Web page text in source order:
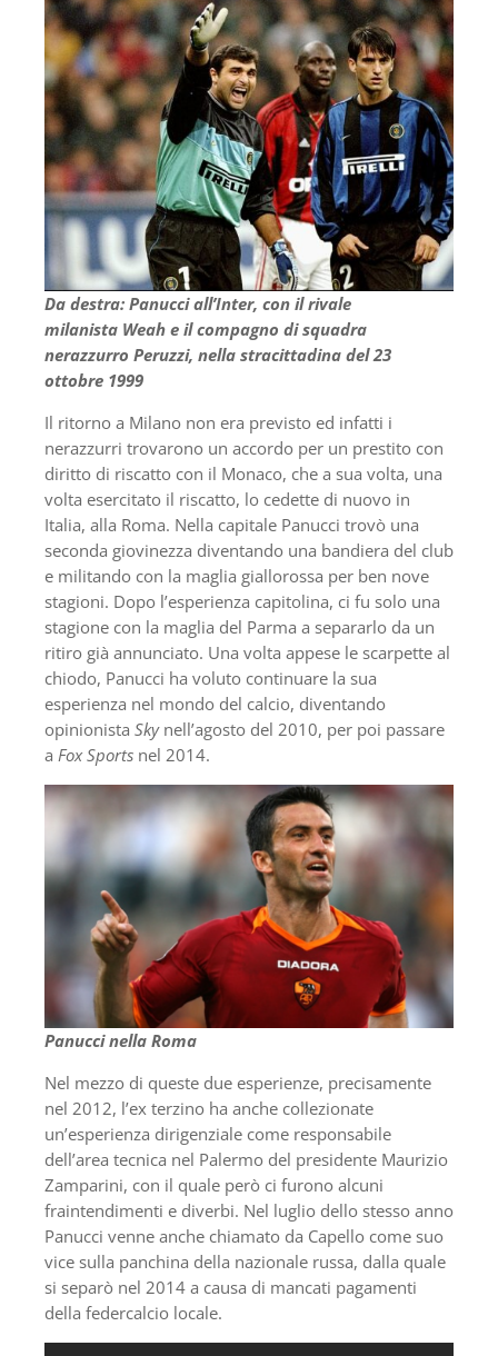
Da destra: Panucci all’Inter, con il rivale
milanista Weah e il compagno di squadra
nerazzurro Peruzzi, nella stracittadina del 23
ottobre 1999
Il ritorno a Milano non era previsto ed infatti i
nerazzurri trovarono un accordo per un prestito con
diritto di riscatto con il Monaco, che a sua volta, una
volta esercitato il riscatto, lo cedette di nuovo in
Italia, alla Roma. Nella capitale Panucci trovò una
seconda giovinezza diventando una bandiera del club
e militando con la maglia giallorossa per ben nove
stagioni. Dopo l’esperienza capitolina, ci fu solo una
stagione con la maglia del Parma a separarlo da un
ritiro già annunciato. Una volta appese le scarpette al
chiodo, Panucci ha voluto continuare la sua
esperienza nel mondo del calcio, diventando
opinionista Skynell’agosto del 2010, per poi passare
a Fox Sports nel 2014.
Panucci nella Roma
Nel mezzo di queste due esperienze, precisamente
nel 2012, l’ex terzino ha anche collezionate
un’esperienza dirigenziale come responsabile
dell’area tecnica nel Palermo del presidente Maurizio
Zamparini, con il quale però ci furono alcuni
fraintendimenti e diverbi. Nel luglio dello stesso anno
Panucci venne anche chiamato da Capello come suo
vice sulla panchina della nazionale russa, dalla quale
si separò nel 2014 a causa di mancati pagamenti
della federcalcio locale.